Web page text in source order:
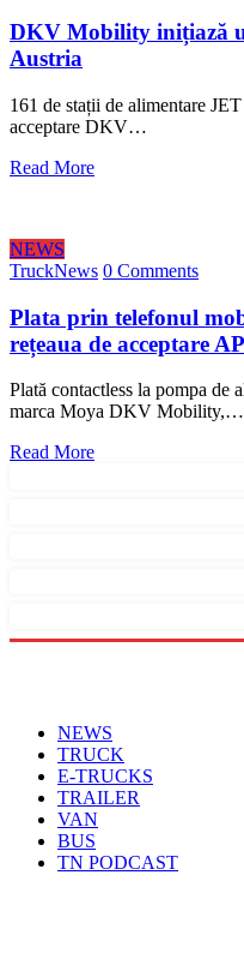
DKV Mobility inițiază
Austria
161 de stații de alimentare
acceptare DKV…
Read More
NEWS
TruckNews 0 Comments
Plata prin telefonul
rețeaua de acceptare
Plată contactless la pompa de
marca Moya DKV Mobility,…
Read More
NEWS
TRUCK
E-TRUCKS
TRAILER
VAN
BUS
TN PODCAST